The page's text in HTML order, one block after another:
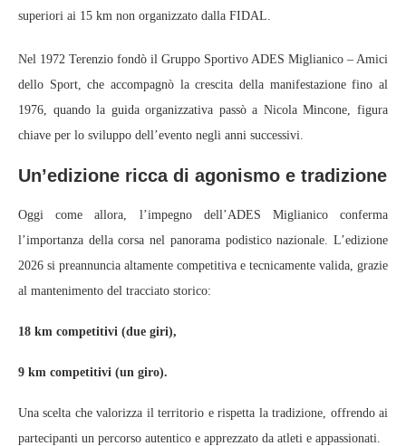
superiori ai 15 km non organizzato dalla FIDAL.
Nel 1972 Terenzio fondò il Gruppo Sportivo ADES Miglianico – Amici
dello Sport, che accompagnò la crescita della manifestazione fino al
1976, quando la guida organizzativa passò a Nicola Mincone, figura
chiave per lo sviluppo dell’evento negli anni successivi.
Un’edizione ricca di agonismo e tradizione
Oggi come allora, l’impegno dell’ADES Miglianico conferma
l’importanza della corsa nel panorama podistico nazionale. L’edizione
2026 si preannuncia altamente competitiva e tecnicamente valida, grazie
al mantenimento del tracciato storico:
18 km competitivi (due giri),
9 km competitivi (un giro).
Una scelta che valorizza il territorio e rispetta la tradizione, offrendo ai
partecipanti un percorso autentico e apprezzato da atleti e appassionati.